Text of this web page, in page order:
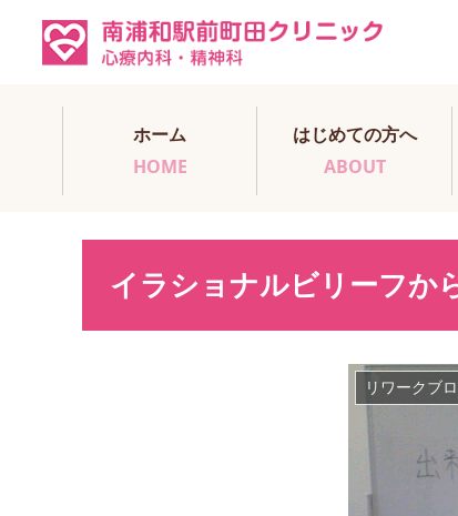
ホーム
HOME
はじめての方へ
ABOUT
イラショナルビリーフか
リワークブ